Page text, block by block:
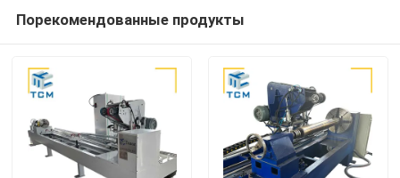
Порекомендованные продукты